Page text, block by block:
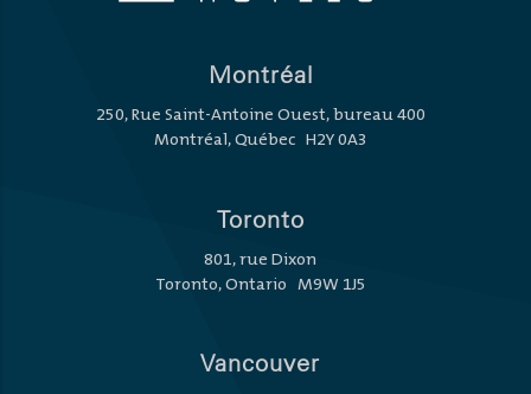
Montréal
250, Rue Saint-Antoine Ouest, bureau 400
Montréal, Québec H2Y 0A3
Toronto
801, rue Dixon
Toronto, Ontario M9W 1J5
Vancouver